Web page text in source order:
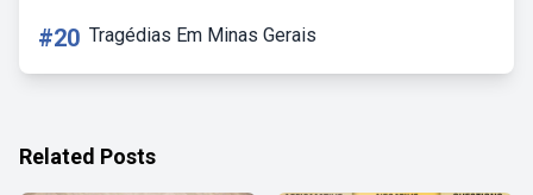
#20 Tragédias Em Minas Gerais
Related Posts